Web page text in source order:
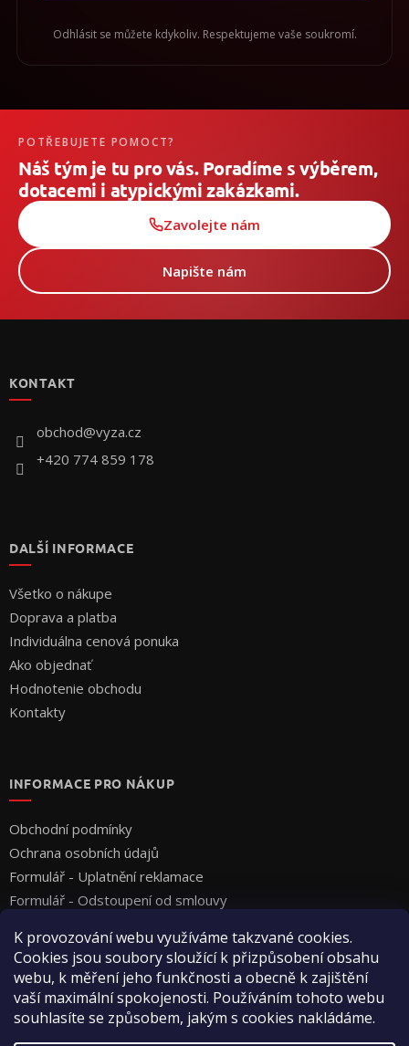
K provozování webu využíváme takzvané cookies.
Cookies jsou soubory sloužící k přizpůsobení obsahu
webu, k měření jeho funkčnosti a obecně k zajištění
vaší maximální spokojenosti. Používáním tohoto webu
souhlasíte se způsobem, jakým s cookies nakládáme.
Odhlásit se můžete kdykoliv. Respektujeme vaše soukromí.
POTŘEBUJETE POMOCT?
Náš tým je tu pro vás. Poradíme s výběrem,
dotacemi i atypickými zakázkami.
Zavolejte nám
Napište nám
KONTAKT
obchod@vyza.cz
+420 774 859 178
DALŠÍ INFORMACE
Všetko o nákupe
Doprava a platba
Individuálna cenová ponuka
Ako objednať
Hodnotenie obchodu
Kontakty
INFORMACE PRO NÁKUP
Obchodní podmínky
Ochrana osobních údajů
Formulář - Uplatnění reklamace
Formulář - Odstoupení od smlouvy